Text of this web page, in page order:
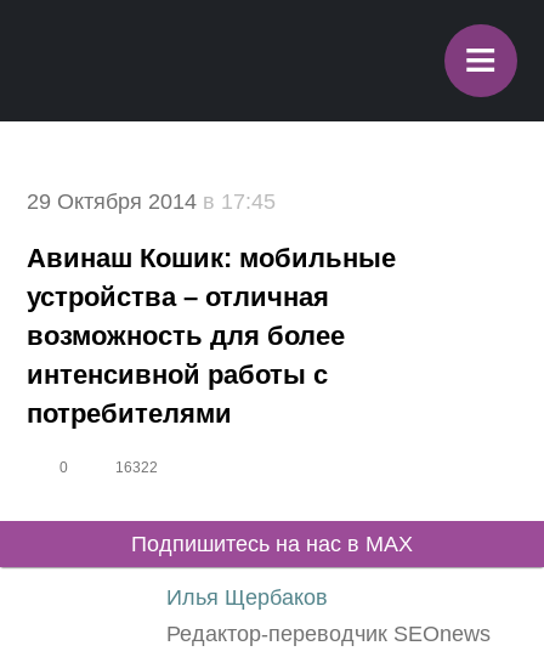
≡
29 Октября 2014 в 17:45
Авинаш Кошик: мобильные
устройства – отличная
возможность для более
интенсивной работы с
потребителями
0 16322
Подпишитесь на нас в MAX
Илья Щербаков
Редактор-переводчик SEOnews